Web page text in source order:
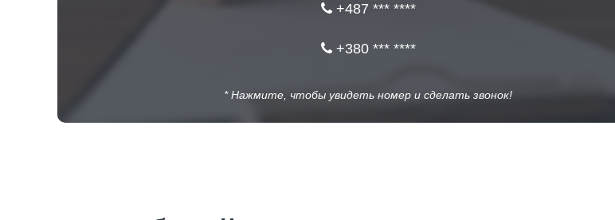
+487 *** ****
+380 *** ****
* Нажмите, чтобы увидеть номер и сделать звонок!